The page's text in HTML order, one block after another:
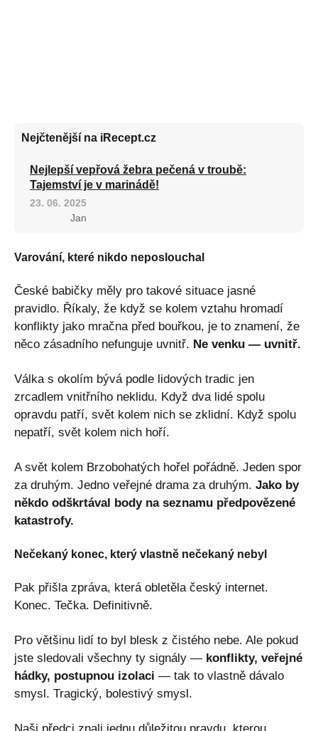
Nejčtenější na iRecept.cz
Nejlepší vepřová žebra pečená v troubě:
Tajemství je v marinádě!
23. 06. 2025
Jan
Varování, které nikdo neposlouchal
České babičky měly pro takové situace jasné
pravidlo. Říkaly, že když se kolem vztahu hromadí
konflikty jako mračna před bouřkou, je to znamení, že
něco zásadního nefunguje uvnitř. Ne venku — uvnitř.
Válka s okolím bývá podle lidových tradic jen
zrcadlem vnitřního neklidu. Když dva lidé spolu
opravdu patří, svět kolem nich se zklidní. Když spolu
nepatří, svět kolem nich hoří.
A svět kolem Brzobohatých hořel pořádně. Jeden spor
za druhým. Jedno veřejné drama za druhým. Jako by
někdo odškrtával body na seznamu předpovězené
katastrofy.
Nečekaný konec, který vlastně nečekaný nebyl
Pak přišla zpráva, která obletěla český internet.
Konec. Tečka. Definitivně.
Pro většinu lidí to byl blesk z čistého nebe. Ale pokud
jste sledovali všechny ty signály — konflikty, veřejné
hádky, postupnou izolaci — tak to vlastně dávalo
smysl. Tragický, bolestivý smysl.